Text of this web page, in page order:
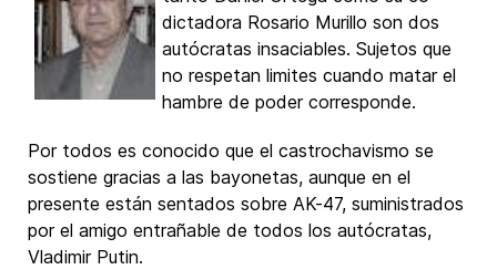
dictadora Rosario Murillo son dos
autócratas insaciables. Sujetos que
no respetan limites cuando matar el
hambre de poder corresponde.
Por todos es conocido que el castrochavismo se
sostiene gracias a las bayonetas, aunque en el
presente están sentados sobre AK-47, suministrados
por el amigo entrañable de todos los autócratas,
Vladimir Putin.